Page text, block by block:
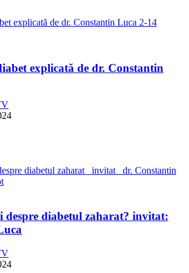
explicată de dr. Constantin
despre diabetul zaharat? invitat: